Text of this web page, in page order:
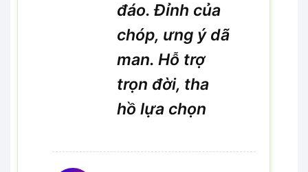
đáo. Đỉnh của
chóp, ưng ý dã
man. Hỗ trợ
trọn đời, tha
hồ lựa chọn